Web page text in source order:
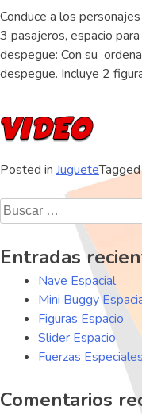
Conduce a los
3 pasajeros, espacio
despegue: Con su
despegue. Incluye 2
Posted in Juguete
Buscar:
Entradas
Nave Espacial
Mini Buggy
Figuras Espacio
Slider Espacio
Fuerzas
Comentarios